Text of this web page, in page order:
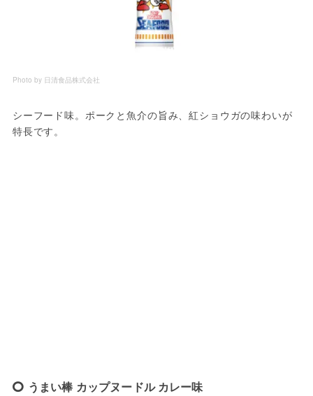
Photo by 日清食品株式会社
シーフード味。ポークと魚介の旨み、紅ショウガの味わいが
特長です。
うまい棒 カップヌードル カレー味